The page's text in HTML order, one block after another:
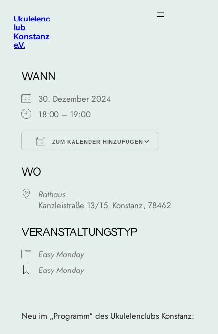
Zum
Inhalt
springen
Ukulelenc
lub
Konstanz
e.V.
WANN
30. Dezember 2024
18:00 – 19:00
ZUM KALENDER HINZUFÜGEN
WO
Rathaus
Kanzleistraße 13/15, Konstanz, 78462
VERANSTALTUNGSTYP
Easy Monday
Easy Monday
Veranstaltungen anzeigen
Neu im „Programm“ des Ukulelenclubs Konstanz: